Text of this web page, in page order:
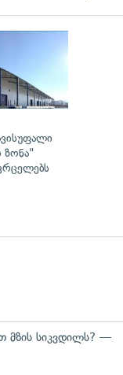
ზონა"
მზის სიკვდილს? —